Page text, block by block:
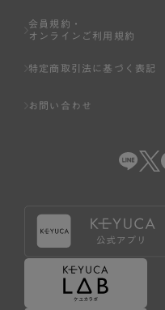
会員規約・
オンラインご利用規約
特定商取引法に基づく表記
お問い合わせ